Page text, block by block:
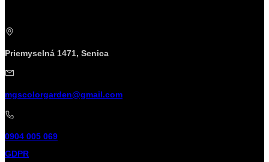
Priemyselná 1471, Senica
mgscolorgarden@gmail.com
0904 005 069
GDPR